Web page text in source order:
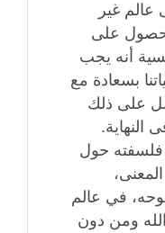
غير
على
أنه يجب
بسعادة مع
على ذلك
النهاية.
فلسفته حول
في عالم
ومن دون